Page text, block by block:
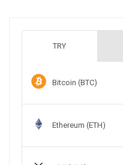
TRY
Bitcoin (BTC)
Ethereum (ETH)